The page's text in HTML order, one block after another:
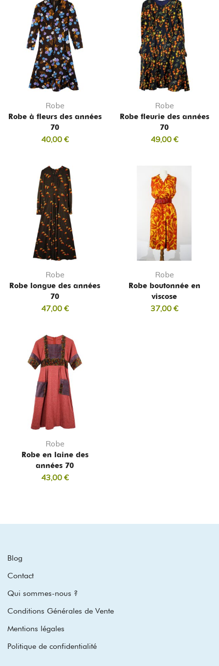
Robe
Robe à fleurs des années
70
40,00 €
Robe
Robe fleurie des années
70
49,00 €
Robe
Robe longue des années
70
47,00 €
Robe
Robe boutonnée en
viscose
37,00 €
Robe
Robe en laine des
années 70
43,00 €
Blog
Contact
Qui sommes-nous ?
Conditions Générales de Vente
Mentions légales
Politique de confidentialité